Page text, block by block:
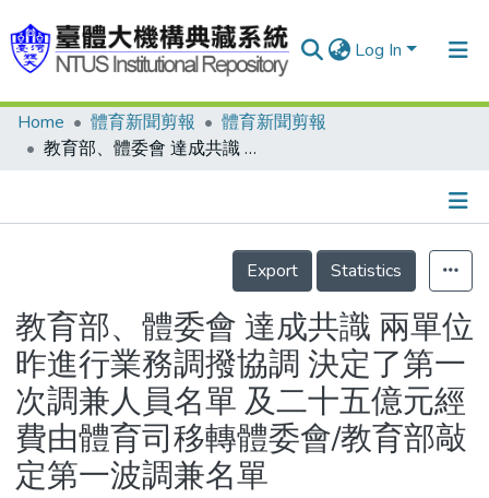
Log In
Communities & Collections
Statistics
Home 體育新聞剪報
體育新聞剪報
教育部、體委會 達成共識 兩單位昨進行業務調撥協調 決定了第一次調兼人員名單 及二十五億元經費由體育司移轉體委會/教育部敲定第一波調兼名單
Details
Export
Statistics
教育部、體委會 達成共識 兩單位
昨進行業務調撥協調 決定了第一
次調兼人員名單 及二十五億元經
費由體育司移轉體委會/教育部敲
定第一波調兼名單